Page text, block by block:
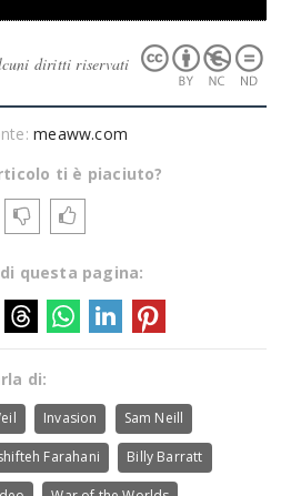
diritti riservati
meaww.com
ti è piaciuto?
questa pagina:
di:
Invasion Sam Neill
Farahani Billy Barratt